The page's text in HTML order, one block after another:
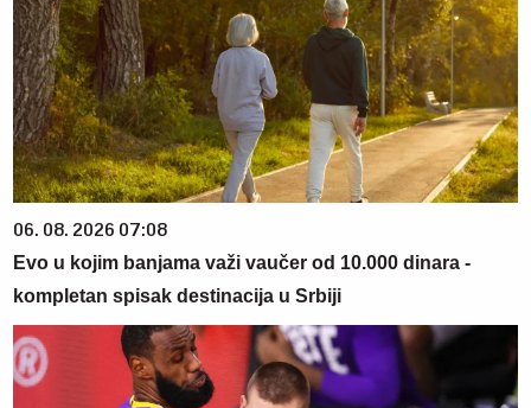
06. 08. 2026 07:08
Evo u kojim banjama važi vaučer od 10.000 dinara -
kompletan spisak destinacija u Srbiji